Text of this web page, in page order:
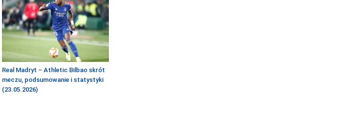
Real Madryt – Athletic Bilbao skrót
meczu, podsumowanie i statystyki
(23.05.2026)